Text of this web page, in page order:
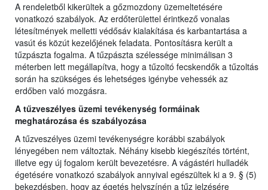
A rendeletből kikerültek a gőzmozdony üzemeltetésére
vonatkozó szabályok. Az erdőterülettel érintkező vonalas
létesítmények melletti védősáv kialakítása és karbantartása a
vasút és közút kezelőjének feladata. Pontosításra került a
tűzpászta fogalma. A tűzpászta szélessége minimálisan 3
méterben lett megállapítva, hogy a tűzoltó fecskendők a tűzoltás
során ha szükséges és lehetséges igénybe vehessék az
erdőben való mozgásra.
A tűzveszélyes üzemi tevékenység formáinak
meghatározása és szabályozása
A tűzveszélyes üzemi tevékenységre korábbi szabályok
lényegében nem változtak. Néhány kisebb kiegészítés történt,
illetve egy új fogalom került bevezetésre. A vágástéri hulladék
égetésére vonatkozó szabályok annyival egészültek ki a 9. § (5)
bekezdésben, hogy az égetés helyszínén a tűz jelzésére